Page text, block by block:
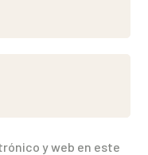
y web en este